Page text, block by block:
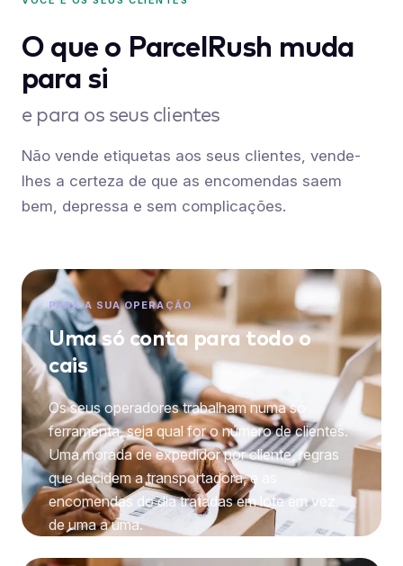
O que o ParcelRush muda
para si
e para os seus clientes
Não vende etiquetas aos seus clientes, vende-
lhes a certeza de que as encomendas saem
bem, depressa e sem complicações.
PARA A SUA OPERAÇÃO
Uma só conta para todo o
cais
Os seus operadores trabalham numa só
ferramenta, seja qual for o número de clientes.
Uma morada de expedidor por cliente, regras
que decidem a transportadora, e as
encomendas do dia tratadas em lote em vez
de uma a uma.